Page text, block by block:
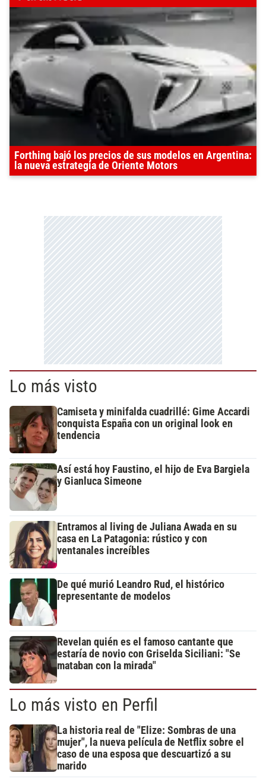
Forthing bajó los precios de sus modelos en Argentina:
la nueva estrategia de Oriente Motors
Lo más visto
Camiseta y minifalda cuadrillé: Gime Accardi
conquista España con un original look en
tendencia
Así está hoy Faustino, el hijo de Eva Bargiela
y Gianluca Simeone
Entramos al living de Juliana Awada en su
casa en La Patagonia: rústico y con
ventanales increíbles
De qué murió Leandro Rud, el histórico
representante de modelos
Revelan quién es el famoso cantante que
estaría de novio con Griselda Siciliani: "Se
mataban con la mirada"
Lo más visto en Perfil
La historia real de "Elize: Sombras de una
mujer", la nueva película de Netflix sobre el
caso de una esposa que descuartizó a su
marido